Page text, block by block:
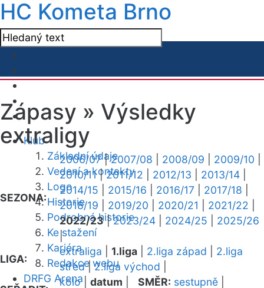
HC Kometa Brno
Klub
Základní údaje
Vedení a kontakty
Logo
Historie
Podrobná historie
Ke stažení
Kariéra
Redakce webu
DRFG Arena
Zápasy » Výsledky
extraligy
SEZONA:
2006/07|2007/08 2008/09 2009/10
2010/11|2011/12 2012/13 2013/14
2014/15
2015/16 2016/17 2017/18
2018/19
2019/20 2020/21 2021/22
2022/23|2023/24 2024/25
2025/26
|
LIGA:
extraliga 1.liga 2.liga západ
2.liga
střed|2.liga východ
kolo| datum SMĚR: sestupně